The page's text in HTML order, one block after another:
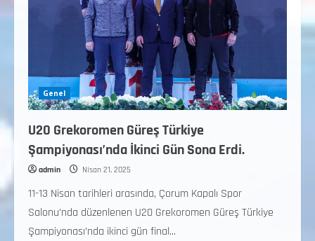
Genel
U20 Grekoromen Güreş Türkiye
Şampiyonası’nda İkinci Gün Sona Erdi.
admin Nisan 21, 2025
11-13 Nisan tarihleri arasında, Çorum Kapalı Spor
Salonu’nda düzenlenen U20 Grekoromen Güreş Türkiye
Şampiyonası’nda ikinci gün final...